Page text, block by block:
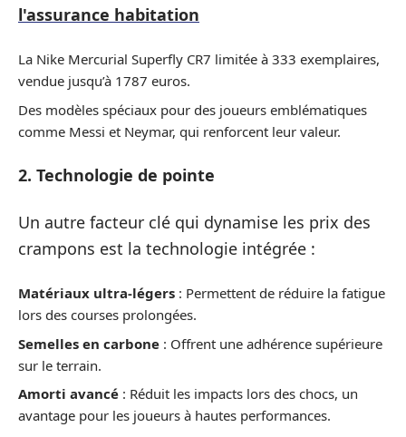
l'assurance habitation
La Nike Mercurial Superfly CR7 limitée à 333 exemplaires,
vendue jusqu’à 1787 euros.
Des modèles spéciaux pour des joueurs emblématiques
comme Messi et Neymar, qui renforcent leur valeur.
2. Technologie de pointe
Un autre facteur clé qui dynamise les prix des
crampons est la technologie intégrée :
Matériaux ultra-légers : Permettent de réduire la fatigue
lors des courses prolongées.
Semelles en carbone : Offrent une adhérence supérieure
sur le terrain.
Amorti avancé : Réduit les impacts lors des chocs, un
avantage pour les joueurs à hautes performances.